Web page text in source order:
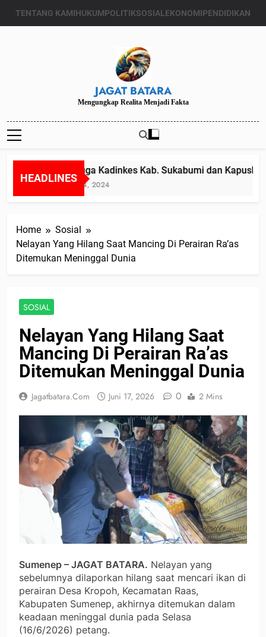
TENTANG KAMIHUKUMPOLITIKSOSIALEKONOMIPENDIDIKAN
JAGAT BATARA
Mengungkap Realita Menjadi Fakta
HEADLINES
Diduga Kadinkes Kab. Sukabumi dan
Juli 24, 2024
Home
Sosial
Nelayan Yang Hilang Saat Mancing Di Perairan Ra’as
Ditemukan Meninggal Dunia
SOSIAL
Nelayan Yang Hilang Saat
Mancing Di Perairan Ra’as
Ditemukan Meninggal Dunia
Jagatbatara.com Juni 17, 2026 0 2 Mins
Sumenep – JAGAT BATARA. Nelayan yang
sebelumnya dilaporkan hilang saat mencari ikan di
perairan Desa Kropoh, Kecamatan Raas,
Kabupaten Sumenep, akhirnya ditemukan dalam
keadaan meninggal dunia pada Selasa
(16/6/2026) petang.